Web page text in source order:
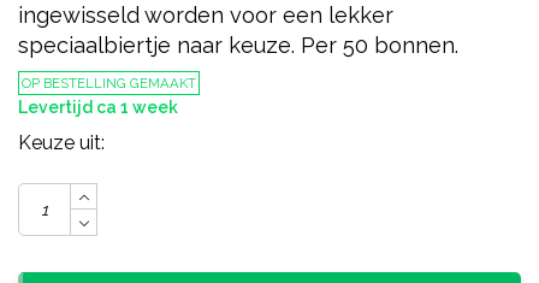
ingewisseld worden voor een lekker
speciaalbiertje naar keuze. Per 50 bonnen.
OP BESTELLING GEMAAKT
Levertijd ca 1 week
Keuze uit: